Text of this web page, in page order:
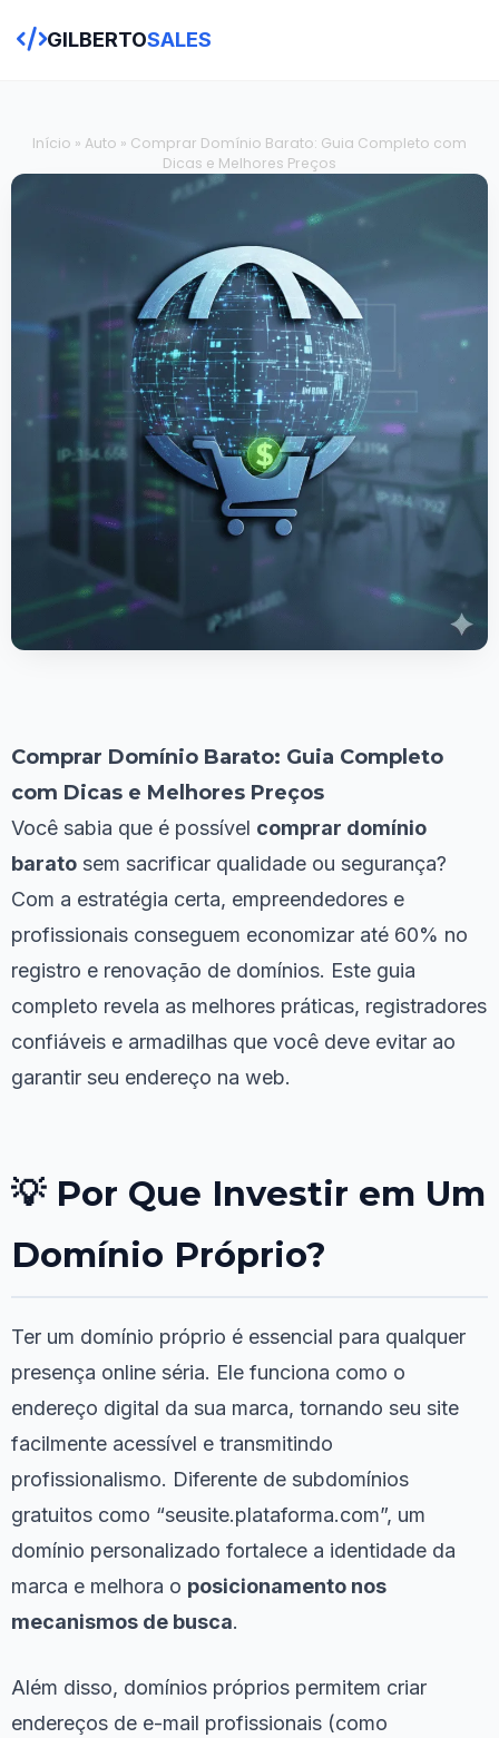
GILBERTOSALES
Início » Auto » Comprar Domínio Barato: Guia Completo com
Dicas e Melhores Preços
Comprar Domínio Barato: Guia Completo
com Dicas e Melhores Preços
Você sabia que é possível comprar domínio
barato sem sacrificar qualidade ou segurança?
Com a estratégia certa, empreendedores e
profissionais conseguem economizar até 60% no
registro e renovação de domínios. Este guia
completo revela as melhores práticas, registradores
confiáveis e armadilhas que você deve evitar ao
garantir seu endereço na web.
💡 Por Que Investir em Um
Domínio Próprio?
Ter um domínio próprio é essencial para qualquer
presença online séria. Ele funciona como o
endereço digital da sua marca, tornando seu site
facilmente acessível e transmitindo
profissionalismo. Diferente de subdomínios
gratuitos como “seusite.plataforma.com”, um
domínio personalizado fortalece a identidade da
marca e melhora o posicionamento nos
mecanismos de busca.
Além disso, domínios próprios permitem criar
endereços de e-mail profissionais (como